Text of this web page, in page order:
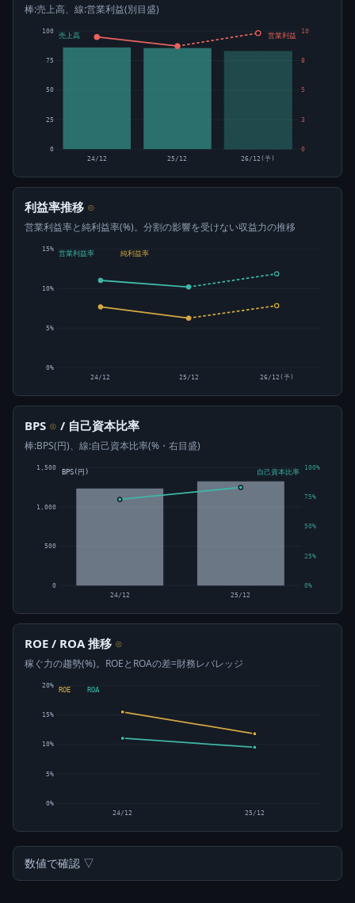
棒:売上高、線:営業利益(別目盛)
0
25
50
75
100
0
3
5
8
10
24/12 25/12 26/12(予)
売上高 営業利益
利益率推移 ⊙
営業利益率と純利益率(%)。分割の影響を受けない収益力の推移
0%
5%
10%
15%
営業利益率 純利益率
24/12 25/12 26/12(予)
BPS ⊙ / 自己資本比率
棒:BPS(円)、線:自己資本比率(%・右目盛)
0
500
1,000
1,500
0%
25%
50%
75%
100%
24/12 25/12
BPS(円) 自己資本比率
ROE / ROA 推移 ⊙
稼ぐ力の趨勢(%)。ROEとROAの差=財務レバレッジ
0%
5%
10%
15%
20%
ROE ROA
24/12 25/12
数値で確認 ▽